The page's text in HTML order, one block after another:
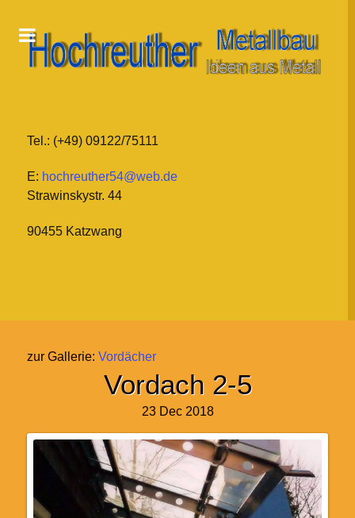
Tel.: (+49) 09122/75111
E: hochreuther54@web.de
Strawinskystr. 44
90455 Katzwang
zur Gallerie: Vordächer
Vordach 2-5
23 Dec 2018